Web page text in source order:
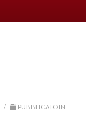
/ PUBBLICATO IN